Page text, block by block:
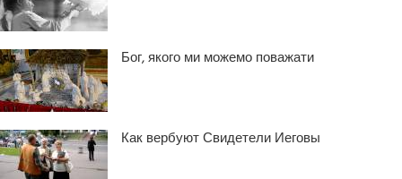
Бог, якого ми можемо поважати
Как вербуют Свидетели Иеговы